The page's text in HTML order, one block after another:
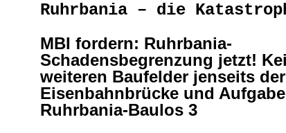
Ruhrbania – die
MBI fordern: Ruhrbania-
Schadensbegrenzung jetzt!
weiteren Baufelder jenseits der
Eisenbahnbrücke und
Ruhrbania-Baulos 3